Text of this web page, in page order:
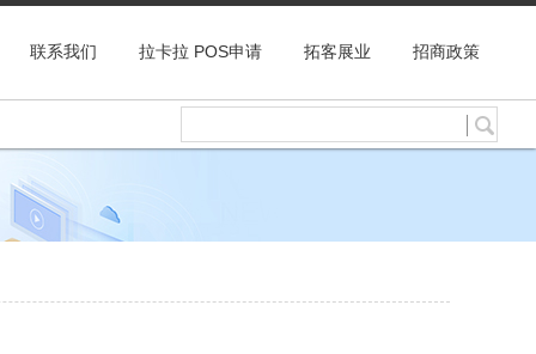
联系我们 拉卡拉 POS申请 拓客展业 招商政策